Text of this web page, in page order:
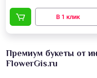
Премиум букеты от
FlowerGis.ru